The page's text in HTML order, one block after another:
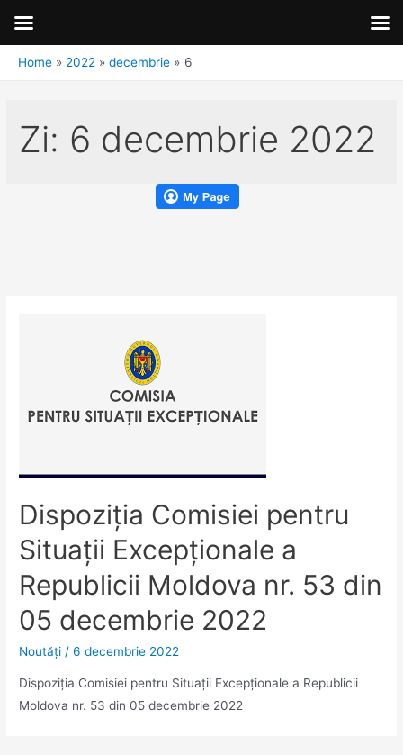
Home 2022 decembrie 6
Zi: 6 decembrie 2022
Dispoziţia Comisiei pentru
Situaţii Excepţionale a
Republicii Moldova nr. 53 din
05 decembrie 2022
Noutăţi /6 decembrie 2022
Dispoziţia Comisiei pentru Situaţii Excepţionale a Republicii
Moldova nr. 53 din 05 decembrie 2022